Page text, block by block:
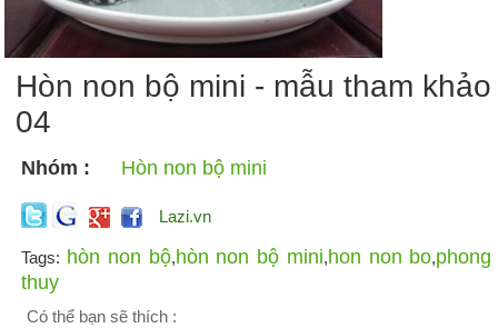
Hòn non bộ mini - mẫu tham khảo
04
Nhóm : Hòn non bộ mini
Lazi.vn
Tags: hòn non bộ,hòn non bộ mini,hon non bo,phong
thuy
Có thể bạn sẽ thích :